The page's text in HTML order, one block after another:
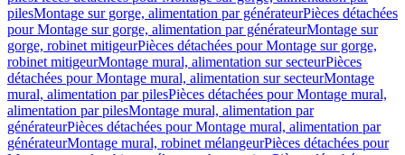
pilesMontage sur gorge, alimentation par générateurPièces détachées
pour Montage sur gorge, alimentation par générateurMontage sur
gorge, robinet mitigeurPièces détachées pour Montage sur gorge,
robinet mitigeurMontage mural, alimentation sur secteurPièces
détachées pour Montage mural, alimentation sur secteurMontage
mural, alimentation par pilesPièces détachées pour Montage mural,
alimentation par pilesMontage mural, alimentation par
générateurPièces détachées pour Montage mural, alimentation par
générateurMontage mural, robinet mélangeurPièces détachées pour